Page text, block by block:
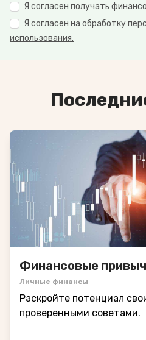
Я согласен получать
Я согласен на обработку
использования.
Финансовые
Личные финансы
Раскройте потенциал
проверенными советами.